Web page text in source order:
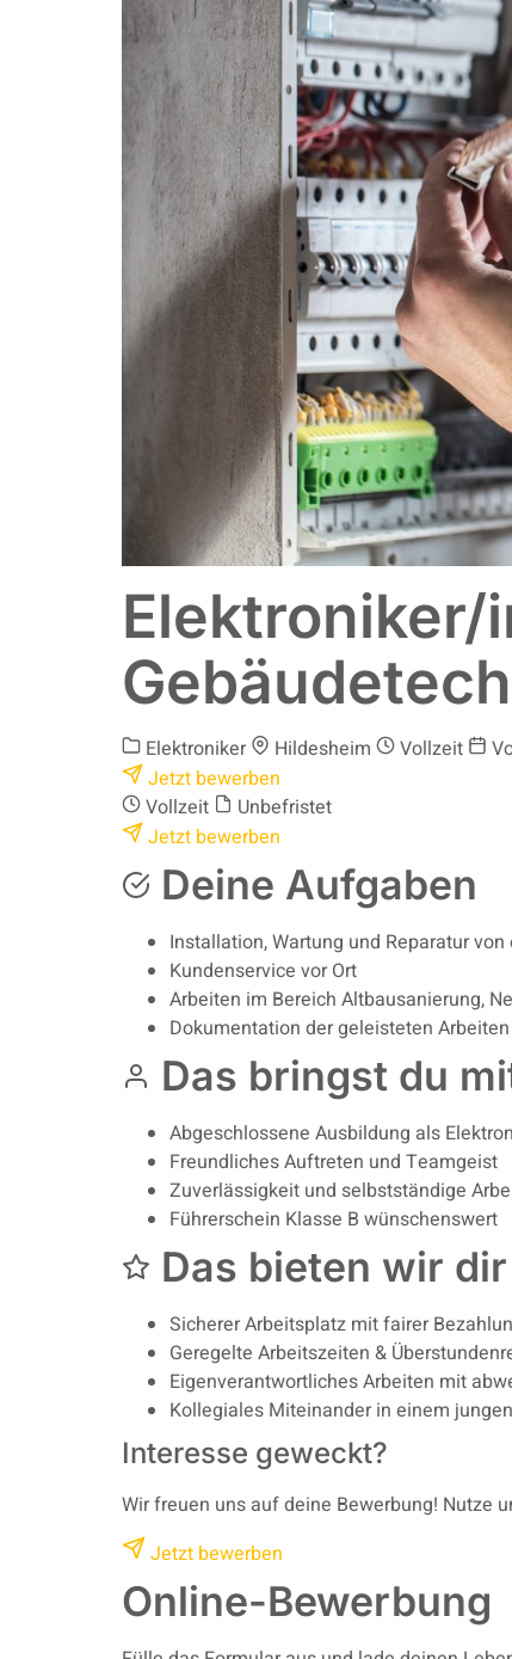
Elektroniker/
Elektroniker Hildesheim Vollzeit
Jetzt bewerben
Vollzeit
Unbefristet
Jetzt bewerben
Deine Aufgaben
Installation, Wartung und Reparatur
Kundenservice vor Ort
Arbeiten im Bereich Altbausanierung,
Dokumentation der geleisteten Arbeiten
Das bringst du
Abgeschlossene Ausbildung als
Freundliches Auftreten und Teamgeist
Zuverlässigkeit und selbstständige
Führerschein Klasse B wünschenswert
Das bieten wir dir
Sicherer Arbeitsplatz mit fairer
Geregelte Arbeitszeiten &
Eigenverantwortliches Arbeiten mit
Kollegiales Miteinander in einem
Interesse geweckt?
Wir freuen uns auf deine Bewerbung! Nutze
Jetzt bewerben
Online-Bewerbung